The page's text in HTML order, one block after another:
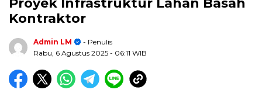
Proyek Infrastruktur Lahan Basah
Kontraktor
Admin LM
- Penulis
Rabu, 6 Agustus 2025 - 06:11 WIB